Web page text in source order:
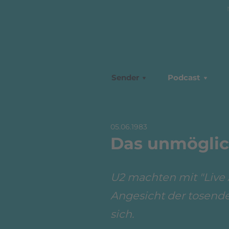
Sender Podcast
05.06.1983
Das
U2 machten mit "Live
Angesicht der
sich.